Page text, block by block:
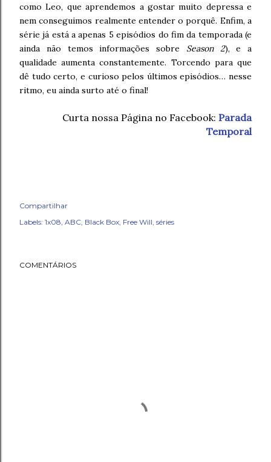
como Leo, que aprendemos a gostar muito depressa e
nem conseguimos realmente entender o porquê. Enfim, a
série já está a apenas 5 episódios do fim da temporada (e
ainda não temos informações sobre Season 2), e a
qualidade aumenta constantemente. Torcendo para que
dê tudo certo, e curioso pelos últimos episódios… nesse
ritmo, eu ainda surto até o final!
Curta nossa Página no Facebook: Parada
Temporal
Compartilhar
Labels: 1x08 ABC Black Box Free Will séries
COMENTÁRIOS